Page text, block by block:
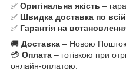
✅ Оригінальна якість –
✅ Швидка доставка по всій
✅ Гарантія на
🚚 Доставка – Новою
💳 Оплата – готівкою при
онлайн-оплатою.